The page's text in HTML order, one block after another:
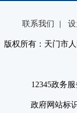
联系我们 |
版权所有：天门市
12345政务
政府网站标